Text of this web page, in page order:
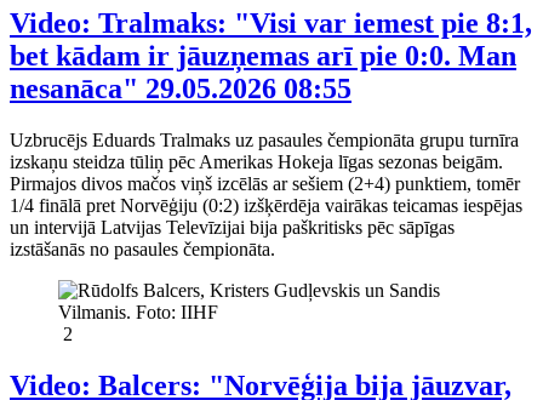
Video: Tralmaks: "Visi var iemest pie 8:1,
bet kādam ir jāuzņemas arī pie 0:0. Man
nesanāca" 29.05.2026 08:55
Uzbrucējs Eduards Tralmaks uz pasaules čempionāta grupu turnīra
izskaņu steidza tūliņ pēc Amerikas Hokeja līgas sezonas beigām.
Pirmajos divos mačos viņš izcēlās ar sešiem (2+4) punktiem, tomēr
1/4 finālā pret Norvēģiju (0:2) izšķērdēja vairākas teicamas iespējas
un intervijā Latvijas Televīzijai bija paškritisks pēc sāpīgas
izstāšanās no pasaules čempionāta.
2
Video: Balcers: "Norvēģija bija jāuzvar,